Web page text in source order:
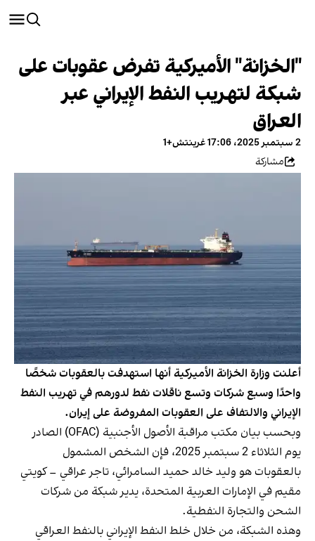
"الخزانة" الأميركية تفرض عقوبات على
شبكة لتهريب النفط الإيراني عبر
العراق
2 سبتمبر 2025، 17:06 غرينتش+1
مشاركة
أعلنت وزارة الخزانة الأميركية أنها استهدفت بالعقوبات شخصًا
واحدًا وسبع شركات وتسع ناقلات نفط لدورهم في تهريب النفط
الإيراني والالتفاف على العقوبات المفروضة على إيران.
وبحسب بيان مكتب مراقبة الأصول الأجنبية (OFAC) الصادر
يوم الثلاثاء 2 سبتمبر 2025، فإن الشخص المشمول
بالعقوبات هو وليد خالد حميد السامرائي، تاجر عراقي – كويتي
مقيم في الإمارات العربية المتحدة، يدير شبكة من شركات
الشحن والتجارة النفطية.
وهذه الشبكة، من خلال خلط النفط الإيراني بالنفط العراقي